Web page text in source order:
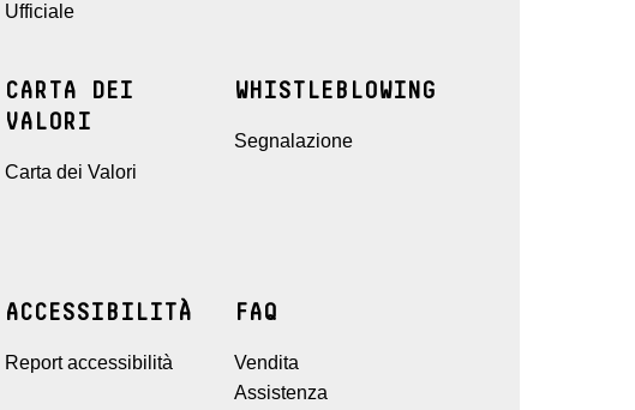
Ufficiale
CARTA DEI
VALORI
Carta dei Valori
WHISTLEBLOWING
Segnalazione
ACCESSIBILITÀ
Report accessibilità
FAQ
Vendita
Assistenza